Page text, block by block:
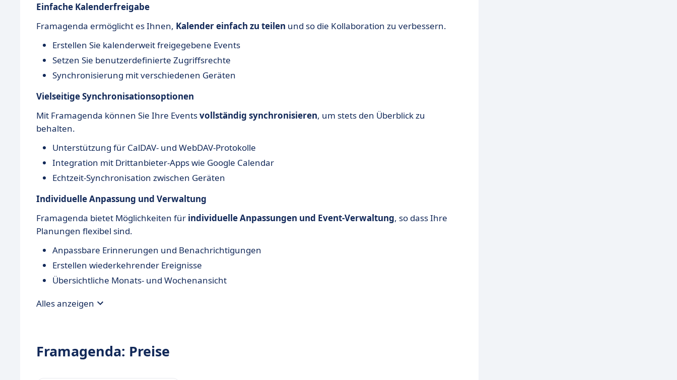
Einfache Kalenderfreigabe
Framagenda ermöglicht es Ihnen, Kalender einfach zu teilen und so die Kollaboration zu verbessern.
Erstellen Sie kalenderweit freigegebene Events
Setzen Sie benutzerdefinierte Zugriffsrechte
Synchronisierung mit verschiedenen Geräten
Vielseitige Synchronisationsoptionen
Mit Framagenda können Sie Ihre Eventsvollständig synchronisieren, um stets den Überblick zu
behalten.
Unterstützung für CalDAV- und WebDAV-Protokolle
Integration mit Drittanbieter-Apps wie Google Calendar
Echtzeit-Synchronisation zwischen Geräten
Individuelle Anpassung und Verwaltung
Framagenda bietet Möglichkeiten für individuelle Anpassungen und Event-Verwaltung, so dass Ihre
Planungen flexibel sind.
Anpassbare Erinnerungen und Benachrichtigungen
Erstellen wiederkehrender Ereignisse
Übersichtliche Monats- und Wochenansicht
Alles anzeigen
Framagenda: Preise